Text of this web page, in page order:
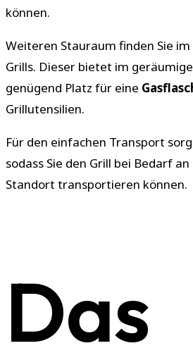
können.
Weiteren Stauraum finden Sie
Grills. Dieser bietet im
genügend Platz für eine
Grillutensilien.
Für den einfachen Transport
sodass Sie den Grill bei Bedarf
Standort transportieren können.
Das